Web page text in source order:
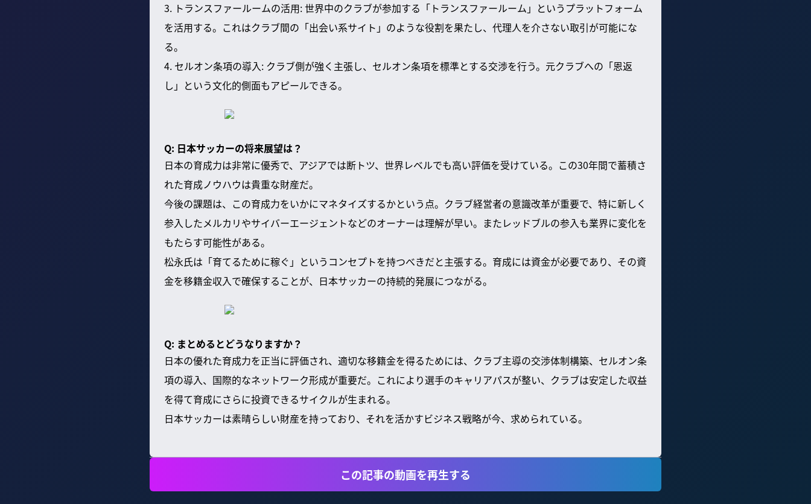
3. トランスファールームの活用: 世界中のクラブが参加する「トランスファールーム」というプラットフォーム
を活用する。これはクラブ間の「出会い系サイト」のような役割を果たし、代理人を介さない取引が可能にな
る。
4. セルオン条項の導入: クラブ側が強く主張し、セルオン条項を標準とする交渉を行う。元クラブへの「恩返
し」という文化的側面もアピールできる。
Q: 日本サッカーの将来展望は？
日本の育成力は非常に優秀で、アジアでは断トツ、世界レベルでも高い評価を受けている。この30年間で蓄積さ
れた育成ノウハウは貴重な財産だ。
今後の課題は、この育成力をいかにマネタイズするかという点。クラブ経営者の意識改革が重要で、特に新しく
参入したメルカリやサイバーエージェントなどのオーナーは理解が早い。またレッドブルの参入も業界に変化を
もたらす可能性がある。
松永氏は「育てるために稼ぐ」というコンセプトを持つべきだと主張する。育成には資金が必要であり、その資
金を移籍金収入で確保することが、日本サッカーの持続的発展につながる。
Q: まとめるとどうなりますか？
日本の優れた育成力を正当に評価され、適切な移籍金を得るためには、クラブ主導の交渉体制構築、セルオン条
項の導入、国際的なネットワーク形成が重要だ。これにより選手のキャリアパスが整い、クラブは安定した収益
を得て育成にさらに投資できるサイクルが生まれる。
日本サッカーは素晴らしい財産を持っており、それを活かすビジネス戦略が今、求められている。
この記事の動画を再生する